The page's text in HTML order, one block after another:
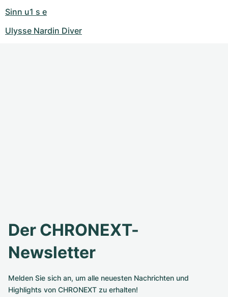
Sinn u1 s e
Ulysse Nardin Diver
Der CHRONEXT-
Newsletter
Melden Sie sich an, um alle neuesten Nachrichten und
Highlights von CHRONEXT zu erhalten!